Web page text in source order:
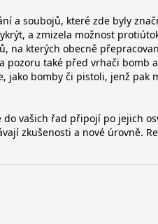
a soubojů, které zde byly
a zmizela možnost
na kterých obecně
také před vrhači bomb
jako bomby či pistoli, jenž pak
vašich řad připojí po jejich
zkušenosti a nové úrovně.